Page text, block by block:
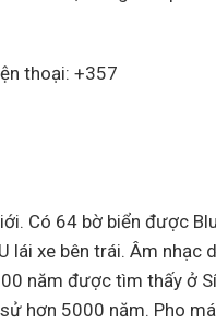
thoại: +357
Có 64 bờ biển được
xe bên trái. Âm nhạc
năm được tìm thấy ở
hơn 5000 năm. Pho